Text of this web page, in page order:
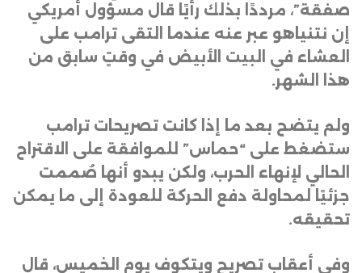
صفقة”، مرددًا بذلك رأيًا قال مسؤول أمريكي
إن نتنياهو عبر عنه عندما التقى ترامب على
العشاء في البيت الأبيض في وقتٍ سابق من
هذا الشهر.
ولم يتضح بعد ما إذا كانت تصريحات ترامب
ستضغط على “حماس” للموافقة على الاقتراح
الحالي لإنهاء الحرب، ولكن يبدو أنها صُممت
جزئيًا لمحاولة دفع الحركة للعودة إلى ما يمكن
تحقيقه.
وفي أعقاب تصريح ويتكوف يوم الخميس، قال